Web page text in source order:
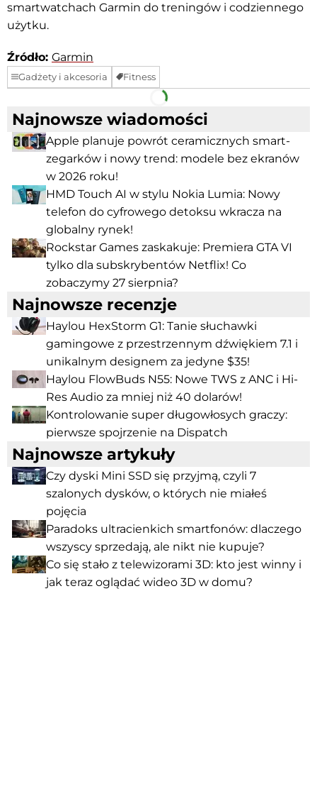
smartwatchach Garmin do treningów i codziennego
użytku.
Źródło: Garmin
Gadżety i akcesoria Fitness
Facebook Telegram
Najnowsze wiadomości
Apple planuje powrót ceramicznych smart-
zegarków i nowy trend: modele bez ekranów
w 2026 roku!
HMD Touch AI w stylu Nokia Lumia: Nowy
telefon do cyfrowego detoksu wkracza na
globalny rynek!
Rockstar Games zaskakuje: Premiera GTA VI
tylko dla subskrybentów Netflix! Co
zobaczymy 27 sierpnia?
Najnowsze recenzje
Haylou HexStorm G1: Tanie słuchawki
gamingowe z przestrzennym dźwiękiem 7.1 i
unikalnym designem za jedyne $35!
Haylou FlowBuds N55: Nowe TWS z ANC i Hi-
Res Audio za mniej niż 40 dolarów!
Kontrolowanie super długowłosych graczy:
pierwsze spojrzenie na Dispatch
Najnowsze artykuły
Czy dyski Mini SSD się przyjmą, czyli 7
szalonych dysków, o których nie miałeś
pojęcia
Paradoks ultracienkich smartfonów: dlaczego
wszyscy sprzedają, ale nikt nie kupuje?
Co się stało z telewizorami 3D: kto jest winny i
jak teraz oglądać wideo 3D w domu?